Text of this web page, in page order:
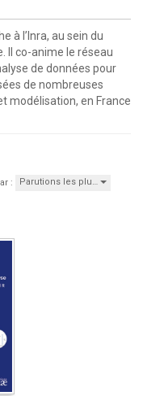
à l’Inra, au sein du
Il co-anime le réseau
de données pour
de nombreuses
modélisation, en France
: Parutions les plu…